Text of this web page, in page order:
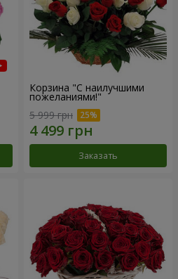
Корзина "С наилучшими
пожеланиями!"
5 999 грн
Заказать